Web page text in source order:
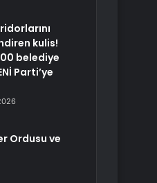
kulis!
belediye
Parti’ye
Ordusu ve